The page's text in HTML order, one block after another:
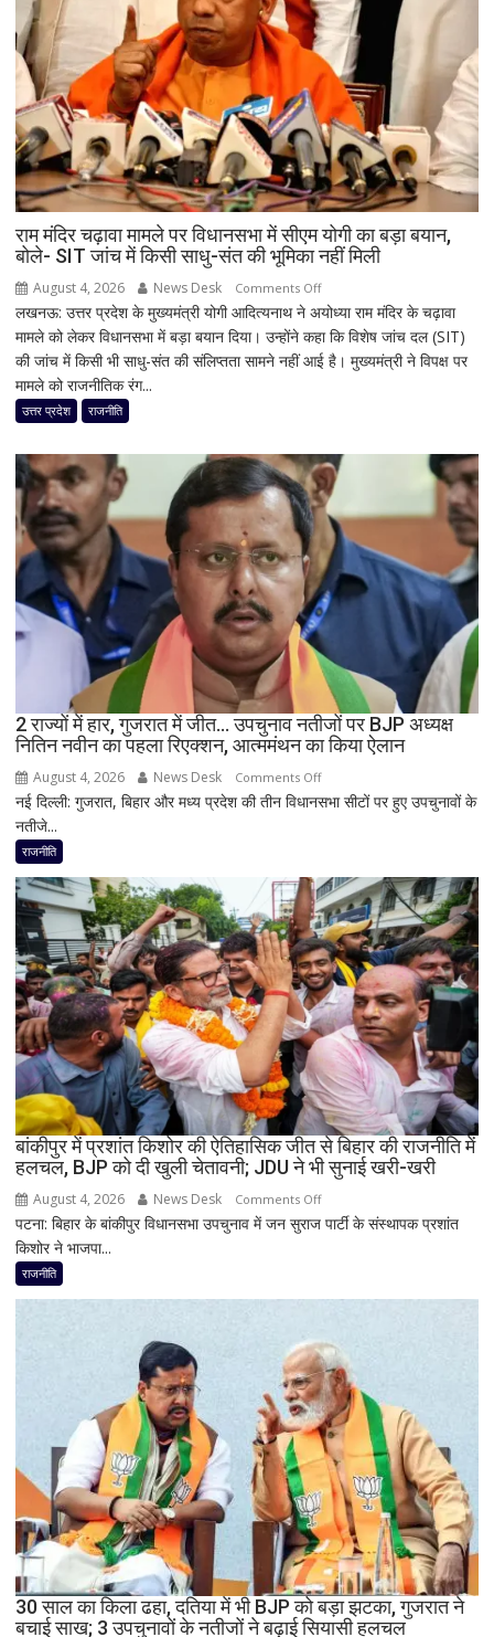
के
हंगामे
के
बीच
स्पीकर
ने
सदन
किया
अनिश्चितकाल
के
लिए
राम मंदिर चढ़ावा मामले पर विधानसभा में सीएम योगी का बड़ा बयान,
बोले- SIT जांच में किसी साधु-संत की भूमिका नहीं मिली
August 4, 2026 News Desk Comments Offon
राम
मंदिर
चढ़ावा
में
सीएम
योगी
का
बड़ा
बयान,
बोले-
SIT
जांच
में
किसी
साधु-
संत
की
भूमिका
लखनऊ: उत्तर प्रदेश के मुख्यमंत्री योगी आदित्यनाथ ने अयोध्या राम मंदिर के चढ़ावा
मामले को लेकर विधानसभा में बड़ा बयान दिया। उन्होंने कहा कि विशेष जांच दल (SIT)
की जांच में किसी भी साधु-संत की संलिप्तता सामने नहीं आई है। मुख्यमंत्री ने विपक्ष पर
मामले को राजनीतिक रंग...
उत्तर प्रदेश राजनीति
2 राज्यों में हार, गुजरात में जीत… उपचुनाव नतीजों पर BJP अध्यक्ष
नितिन नवीन का पहला रिएक्शन, आत्ममंथन का किया ऐलान
August 4, 2026 News Desk Comments Offon
2
गुजरात
में
जीत…
उपचुनाव
नतीजों
पर
BJP
अध्यक्ष
नितिन
नवीन
का
पहला
आत्ममंथन
नई दिल्ली: गुजरात, बिहार और मध्य प्रदेश की तीन विधानसभा सीटों पर हुए उपचुनावों के
नतीजे...
राजनीति
बांकीपुर में प्रशांत किशोर की ऐतिहासिक जीत से बिहार की राजनीति में
हलचल, BJP को दी खुली चेतावनी; JDU ने भी सुनाई खरी-खरी
August 4, 2026 News Desk Comments Offon
बांकीपुर
किशोर
ऐतिहासिक
जीत
से
बिहार
की
राजनीति
में
हलचल,
BJP
को
दी
खुली
पटना: बिहार के बांकीपुर विधानसभा उपचुनाव में जन सुराज पार्टी के संस्थापक प्रशांत
किशोर ने भाजपा...
राजनीति
30 साल का किला ढहा, दतिया में भी BJP को बड़ा झटका, गुजरात ने
बचाई साख; 3 उपचुनावों के नतीजों ने बढ़ाई सियासी हलचल